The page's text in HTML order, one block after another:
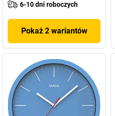
6-10 dni roboczych
Pokaż 2 wariantów